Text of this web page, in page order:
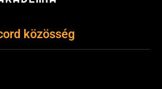
közösség